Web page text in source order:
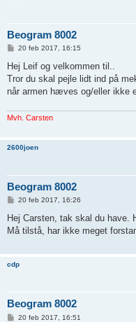
Beogram 8002
d
æ
g
20 feb 2017, 16:15
Hej Leif og velkommen til..
Tror du skal pejle lidt ind på
når armen hæves og/eller ikke
Mvh. Carsten
2600joen
Beogram 8002
d
l
æ
20 feb 2017, 16:26
Hej Carsten, tak skal du have.
Må tilstå, har ikke meget
cdp
Beogram 8002
20 feb 2017, 16:51